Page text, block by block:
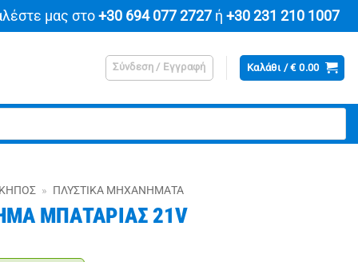
μας στο +30 694 077 2727ή +30 231 210 1007
Σύνδεση / Εγγραφή Καλάθι /€0.00
ΚΉΠΟΣ » ΠΛΥΣΤΙΚΆ ΜΗΧΑΝΉΜΑΤΑ
ΜΠΑΤΑΡΙΑΣ 21V